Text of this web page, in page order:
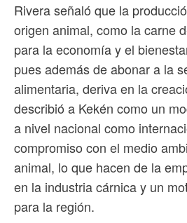
Rivera señaló que la
origen animal, como la carne
para la economía y el
pues además de abonar a la
alimentaria, deriva en la
describió a Kekén como un
a nivel nacional como
compromiso con el medio
animal, lo que hacen de la
en la industria cárnica y un
para la región.